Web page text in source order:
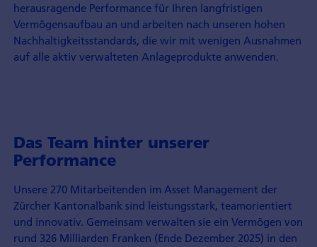
herausragende Performance für Ihren langfristigen
Vermögensaufbau an und arbeiten nach unseren hohen
Nachhaltigkeitsstandards, die wir mit wenigen Ausnahmen
auf alle aktiv verwalteten Anlageprodukte anwenden.
Das Team hinter unserer
Performance
Unsere 270 Mitarbeitenden im Asset Management der
Zürcher Kantonalbank sind leistungsstark, teamorientiert
und innovativ. Gemeinsam verwalten sie ein Vermögen von
rund 326 Milliarden Franken (Ende Dezember 2025) in den